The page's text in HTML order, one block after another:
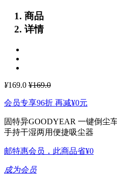
商品
详情
¥169.0 ¥169.0
会员专享96折 再减¥0元
固特异GOODYEAR 一键倒尘
手持干湿两用便捷吸尘器
邮特惠会员，此商品省¥0
成为会员